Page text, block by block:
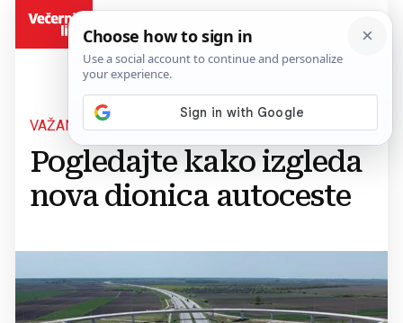
VAŽAN PROJEKT
Pogledajte kako izgleda
nova dionica autoceste